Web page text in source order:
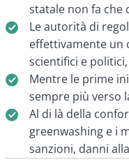
statale non fa che
Le autorità di
effettivamente un
scientifici e
Mentre le prime
sempre più verso
Al di là della
greenwashing e i
sanzioni, danni